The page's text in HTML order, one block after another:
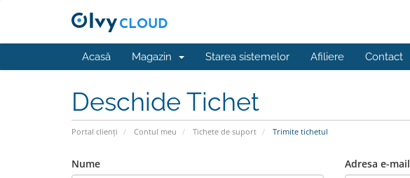
Acasă Magazin Starea sistemelor Afiliere Contact
Deschide Tichet
Portal clienți Contul meu Tichete de suport Trimite tichetul
Nume Adresa e-mail